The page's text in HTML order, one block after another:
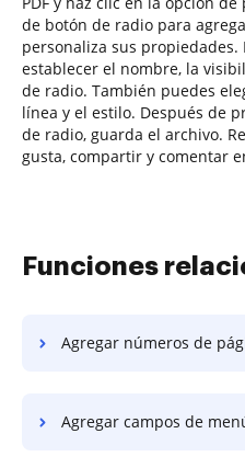
de botón de radio para
personaliza sus propiedades.
establecer el nombre, la
de radio. También puedes
línea y el estilo. Después de
de radio, guarda el archivo.
gusta, compartir y comentar
Funciones
Agregar números de página a
Agregar campos de menú desplegable en